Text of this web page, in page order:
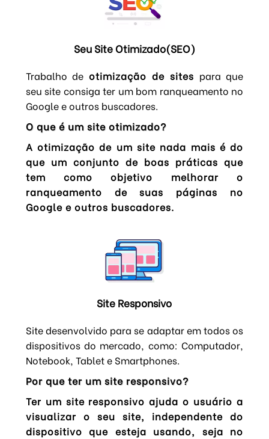
Seu Site Otimizado(SEO)
Trabalho de otimização de sites para que
seu site consiga ter um bom ranqueamento no
Google e outros buscadores.
O que é um site otimizado?
A otimização de um site nada mais é do
que um conjunto de boas práticas que
tem como objetivo melhorar o
ranqueamento de suas páginas no
Google e outros buscadores.
Site Responsivo
Site desenvolvido para se adaptar em todos os
dispositivos do mercado, como: Computador,
Notebook, Tablet e Smartphones.
Por que ter um site responsivo?
Ter um site responsivo ajuda o usuário a
visualizar o seu site, independente do
dispositivo que esteja usando, seja no